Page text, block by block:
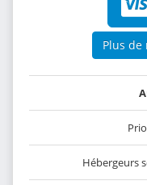
Plus de
Hébergeurs